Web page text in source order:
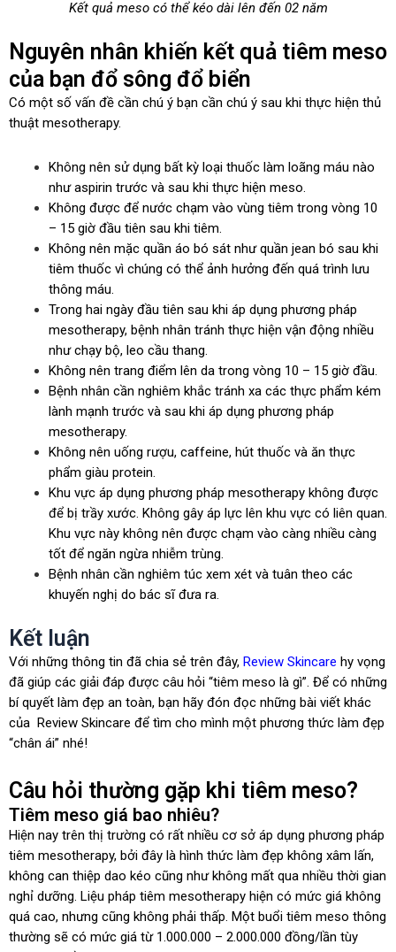
Kết quả meso có thể kéo dài lên đến 02 năm
Nguyên nhân khiến kết quả tiêm meso
của bạn đổ sông đổ biển
Có một số vấn đề cần chú ý bạn cần chú ý sau khi thực hiện thủ
thuật mesotherapy.
Không nên sử dụng bất kỳ loại thuốc làm loãng máu nào
như aspirin trước và sau khi thực hiện meso.
Không được để nước chạm vào vùng tiêm trong vòng 10
– 15 giờ đầu tiên sau khi tiêm.
Không nên mặc quần áo bó sát như quần jean bó sau khi
tiêm thuốc vì chúng có thể ảnh hưởng đến quá trình lưu
thông máu.
Trong hai ngày đầu tiên sau khi áp dụng phương pháp
mesotherapy, bệnh nhân tránh thực hiện vận động nhiều
như chạy bộ, leo cầu thang.
Không nên trang điểm lên da trong vòng 10 – 15 giờ đầu.
Bệnh nhân cần nghiêm khắc tránh xa các thực phẩm kém
lành mạnh trước và sau khi áp dụng phương pháp
mesotherapy.
Không nên uống rượu, caffeine, hút thuốc và ăn thực
phẩm giàu protein.
Khu vực áp dụng phương pháp mesotherapy không được
để bị trầy xước. Không gây áp lực lên khu vực có liên quan.
Khu vực này không nên được chạm vào càng nhiều càng
tốt để ngăn ngừa nhiễm trùng.
Bệnh nhân cần nghiêm túc xem xét và tuân theo các
khuyến nghị do bác sĩ đưa ra.
Kết luận
Với những thông tin đã chia sẻ trên đây, Review Skincare hy vọng
đã giúp các giải đáp được câu hỏi “tiêm meso là gì”. Để có những
bí quyết làm đẹp an toàn, bạn hãy đón đọc những bài viết khác
của Review Skincare để tìm cho mình một phương thức làm đẹp
“chân ái” nhé!
Câu hỏi thường gặp khi tiêm meso?
Tiêm meso giá bao nhiêu?
Hiện nay trên thị trường có rất nhiều cơ sở áp dụng phương pháp
tiêm mesotherapy, bởi đây là hình thức làm đẹp không xâm lấn,
không can thiệp dao kéo cũng như không mất qua nhiều thời gian
nghỉ dưỡng. Liệu pháp tiêm mesotherapy hiện có mức giá không
quá cao, nhưng cũng không phải thấp. Một buổi tiêm meso thông
thường sẽ có mức giá từ 1.000.000 – 2.000.000 đồng/lần tùy